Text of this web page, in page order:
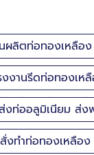
ผลิตท่อทองเหลือง
งงานรีดท่อทองเห
งท่ออลูมิเนียม ส่ง
สั่งทำท่อทองเหลือง